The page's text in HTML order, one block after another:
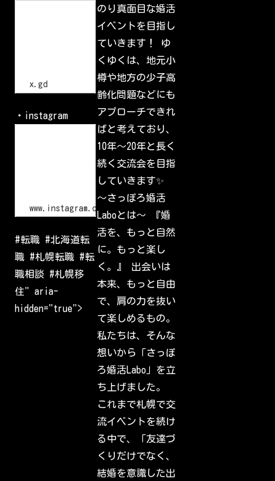
h
t
s
/
/
x
.
g
d
/
p
l
d
x.gd
・instagram
L
o
g
i
n
•
I
n
g
a
W
l
o
b
a
c
k
t
o
I
n
t
a
g
r
a
.
S
i
www.instagram.com
#転職 #北海道転
職 #札幌転職 #転
職相談 #札幌移
住" aria-
hidden="true">
のり真面目な婚活
イベントを目指し
ていきます！ ゆ
くゆくは、地元小
樽や地方の少子高
齢化問題などにも
アプローチできれ
ばと考えており、
10年〜20年と長く
続く交流会を目指
していきます✨
〜さっぽろ婚活
Laboとは〜 『婚
活を、もっと自然
に。もっと楽し
く。』 出会いは
本来、もっと自由
で、肩の力を抜い
て楽しめるもの。
私たちは、そんな
想いから「さっぽ
ろ婚活Labo」を立
ち上げました。
これまで札幌で交
流イベントを続け
る中で、「友達づ
くりだけでなく、
結婚を意識した出